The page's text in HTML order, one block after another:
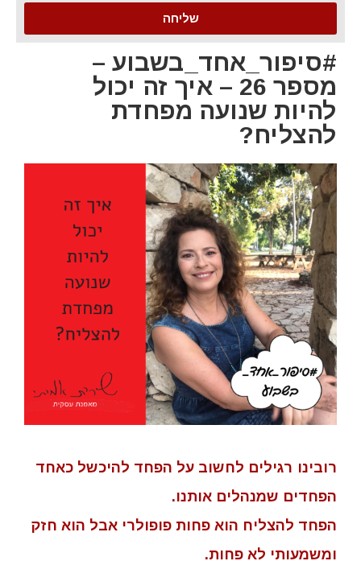
שליחה
#סיפור_אחד_בשבוע –
מספר 26 – איך זה יכול
להיות שנועה מפחדת
להצליח?
רובינו רגילים לחשוב על הפחד להיכשל כאחד
הפחדים שמנהלים אותנו.
הפחד להצליח הוא פחות פופולרי אבל הוא חזק
ומשמעותי לא פחות.